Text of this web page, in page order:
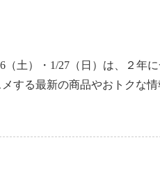
土）・1/27（日）は、２年
する最新の商品やおトクな